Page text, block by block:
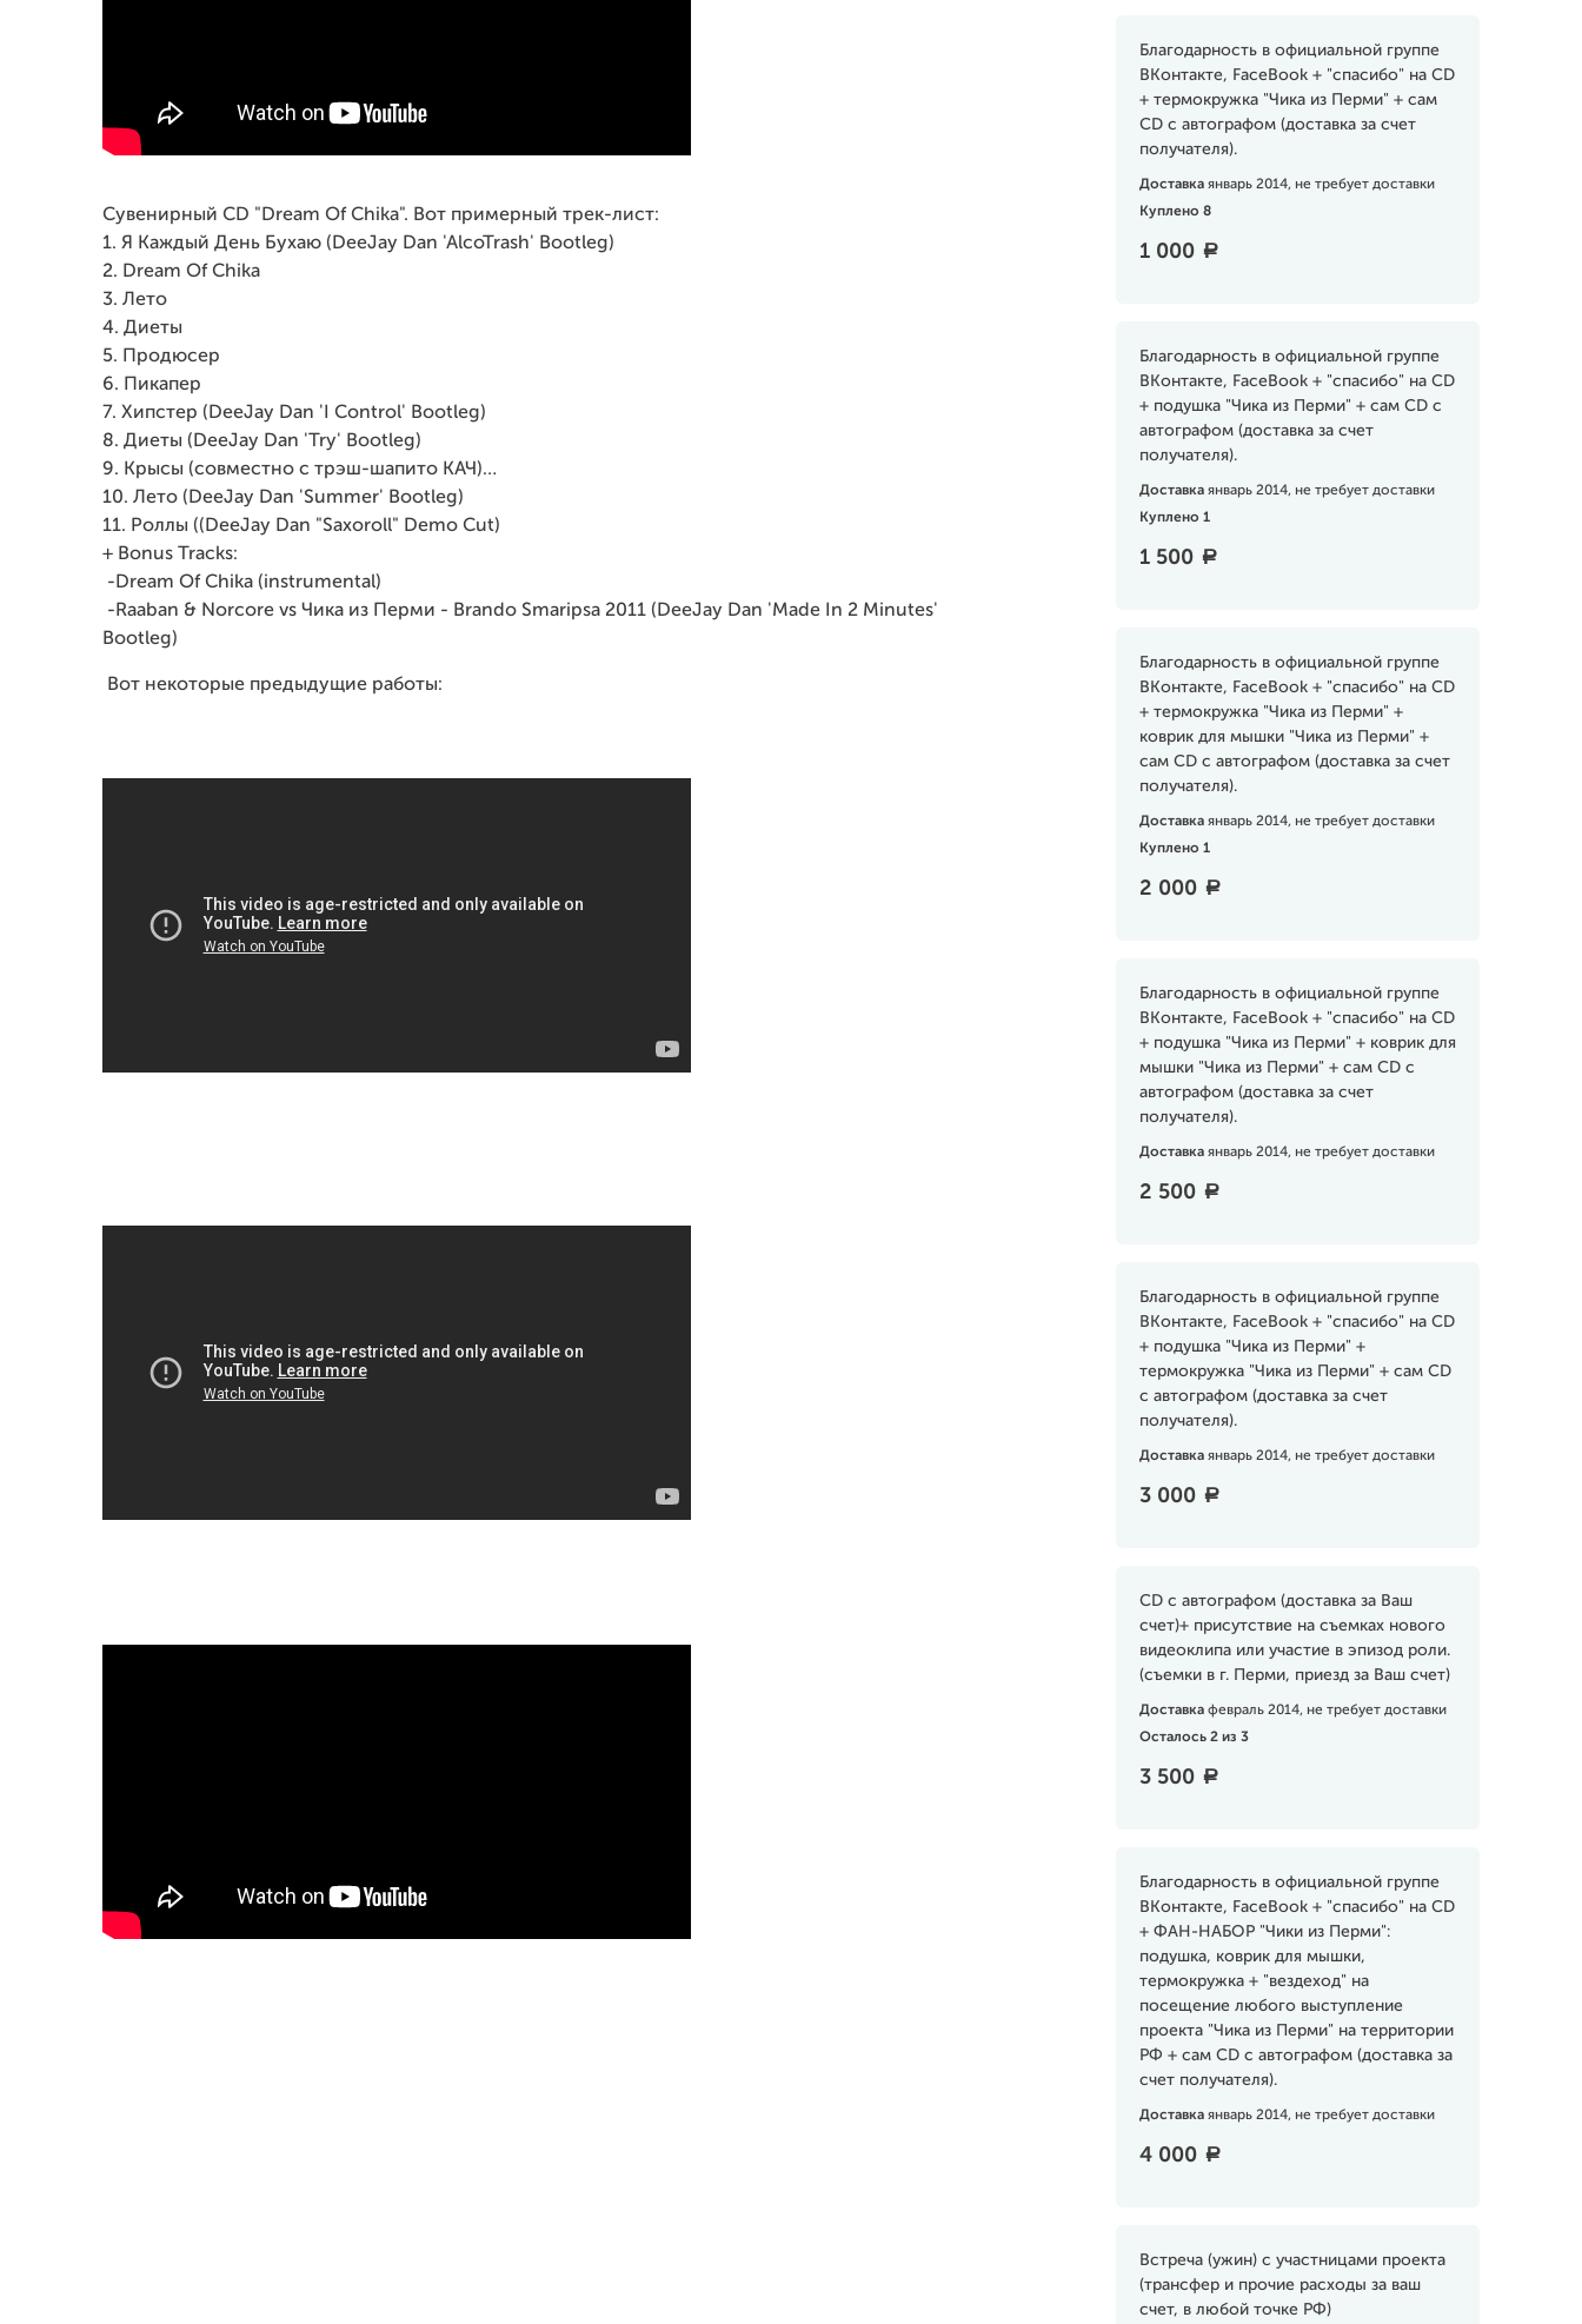
Благодарность в официальной группе
ВКонтакте, FaceBook + "спасибо" на CD
+ термокружка "Чика из Перми" + сам
CD с автографом (доставка за счет
получателя).
Доставка январь 2014, не требует доставки
Куплено 8
1 000 a
Благодарность в официальной группе
ВКонтакте, FaceBook + "спасибо" на CD
+ подушка "Чика из Перми" + сам CD с
автографом (доставка за счет
получателя).
Доставка январь 2014, не требует доставки
Куплено 1
1 500 a
Благодарность в официальной группе
ВКонтакте, FaceBook + "спасибо" на CD
+ термокружка "Чика из Перми" +
коврик для мышки "Чика из Перми" +
сам CD с автографом (доставка за счет
получателя).
Доставка январь 2014, не требует доставки
Куплено 1
2 000 a
Благодарность в официальной группе
ВКонтакте, FaceBook + "спасибо" на CD
+ подушка "Чика из Перми" + коврик для
мышки "Чика из Перми" + сам CD с
автографом (доставка за счет
получателя).
Доставка январь 2014, не требует доставки
2 500 a
Благодарность в официальной группе
ВКонтакте, FaceBook + "спасибо" на CD
+ подушка "Чика из Перми" +
термокружка "Чика из Перми" + сам CD
с автографом (доставка за счет
получателя).
Доставка январь 2014, не требует доставки
3 000 a
CD с автографом (доставка за Ваш
счет)+ присутствие на съемках нового
видеоклипа или участие в эпизод роли.
(съемки в г. Перми, приезд за Ваш счет)
Доставка февраль 2014, не требует доставки
Осталось 2 из 3
3 500 a
Благодарность в официальной группе
ВКонтакте, FaceBook + "спасибо" на CD
+ ФАН-НАБОР "Чики из Перми":
подушка, коврик для мышки,
термокружка + "вездеход" на
посещение любого выступление
проекта "Чика из Перми" на территории
РФ + сам CD с автографом (доставка за
счет получателя).
Доставка январь 2014, не требует доставки
4 000 a
Встреча (ужин) с участницами проекта
(трансфер и прочие расходы за ваш
счет, в любой точке РФ)
Сувенирный CD "Dream Of Chika". Вот примерный трек-лист:
1. Я Каждый День Бухаю (DeeJay Dan 'AlcoTrash' Bootleg)
2. Dream Of Chika
3. Лето
4. Диеты
5. Продюсер
6. Пикапер
7. Хипстер (DeeJay Dan 'I Control' Bootleg)
8. Диеты (DeeJay Dan 'Try' Bootleg)
9. Крысы (совместно с трэш-шапито КАЧ)…
10. Лето (DeeJay Dan 'Summer' Bootleg)
11. Роллы ((DeeJay Dan "Saxoroll" Demo Cut)
+ Bonus Tracks:
-Dream Of Chika (instrumental)
-Raaban & Norcore vs Чика из Перми - Brando Smaripsa 2011 (DeeJay Dan 'Made In 2 Minutes'
Bootleg)
Вот некоторые предыдущие работы: